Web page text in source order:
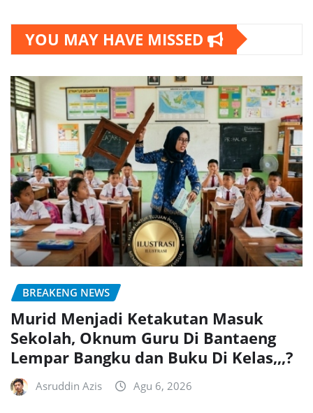
YOU MAY HAVE MISSED
BREAKENG NEWS
Murid Menjadi Ketakutan Masuk
Sekolah, Oknum Guru Di Bantaeng
Lempar Bangku dan Buku Di Kelas,,,?
Asruddin Azis Agu 6, 2026